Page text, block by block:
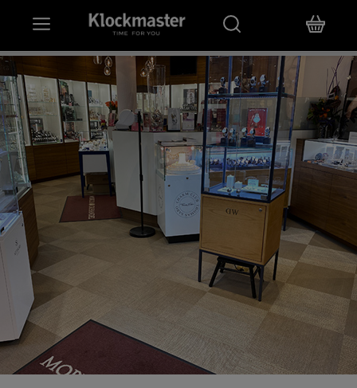
HEM
KLOCKOR
SMYCKEN
ÖVRIGT
VARUMÄRKEN
BUTIKER
PRESENTKORT